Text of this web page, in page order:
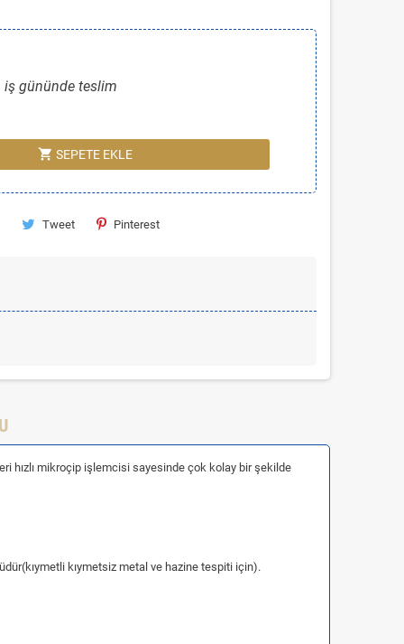
iş gününde teslim
shopping_cart SEPETE EKLE
Tweet Pinterest
hızlı mikroçip işlemcisi sayesinde çok kolay bir şekilde
kıymetsiz metal ve hazine tespiti için).